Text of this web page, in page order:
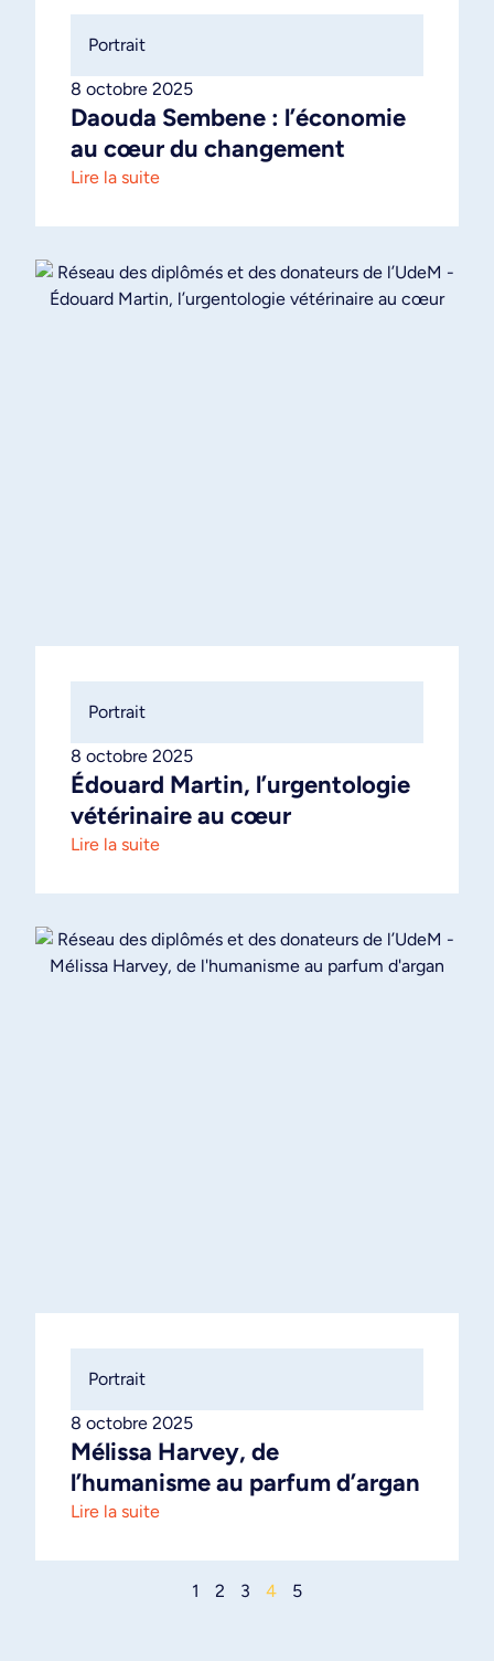
8 octobre 2025
Portrait
Daouda Sembene : l’économie
au cœur du changement
Lire la suite
8 octobre 2025
Portrait
Édouard Martin, l’urgentologie
vétérinaire au cœur
Lire la suite
8 octobre 2025
Portrait
Mélissa Harvey, de
l’humanisme au parfum d’argan
Lire la suite
1 2 3 4 5